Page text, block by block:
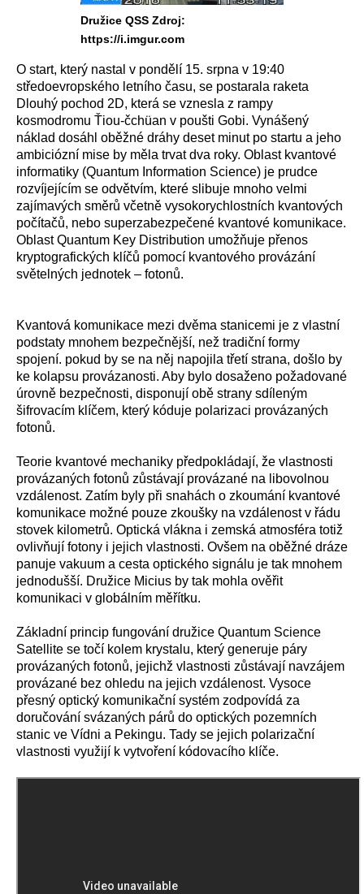
Družice QSS Zdroj:
https://i.imgur.com
O start, který nastal v pondělí 15. srpna v 19:40
středoevropského letního času, se postarala raketa
Dlouhý pochod 2D, která se vznesla z rampy
kosmodromu Ťiou-čchüan v poušti Gobi. Vynášený
náklad dosáhl oběžné dráhy deset minut po startu a jeho
ambiciózní mise by měla trvat dva roky. Oblast kvantové
informatiky (Quantum Information Science) je prudce
rozvíjejícím se odvětvím, které slibuje mnoho velmi
zajímavých směrů včetně vysokorychlostních kvantových
počítačů, nebo superzabezpečené kvantové komunikace.
Oblast Quantum Key Distribution umožňuje přenos
kryptografických klíčů pomocí kvantového provázání
světelných jednotek – fotonů.
Kvantová komunikace mezi dvěma stanicemi je z vlastní
podstaty mnohem bezpečnější, než tradiční formy
spojení. pokud by se na něj napojila třetí strana, došlo by
ke kolapsu provázanosti. Aby bylo dosaženo požadované
úrovně bezpečnosti, disponují obě strany sdíleným
šifrovacím klíčem, který kóduje polarizaci provázaných
fotonů.
Teorie kvantové mechaniky předpokládají, že vlastnosti
provázaných fotonů zůstávají provázané na libovolnou
vzdálenost. Zatím byly při snahách o zkoumání kvantové
komunikace možné pouze zkoušky na vzdálenost v řádu
stovek kilometrů. Optická vlákna i zemská atmosféra totiž
ovlivňují fotony i jejich vlastnosti. Ovšem na oběžné dráze
panuje vakuum a cesta optického signálu je tak mnohem
jednodušší. Družice Micius by tak mohla ověřit
komunikaci v globálním měřítku.
Základní princip fungování družice Quantum Science
Satellite se točí kolem krystalu, který generuje páry
provázaných fotonů, jejichž vlastnosti zůstávají navzájem
provázané bez ohledu na jejich vzdálenost. Vysoce
přesný optický komunikační systém zodpovídá za
doručování svázaných párů do optických pozemních
stanic ve Vídni a Pekingu. Tady se jejich polarizační
vlastnosti využijí k vytvoření kódovacího klíče.